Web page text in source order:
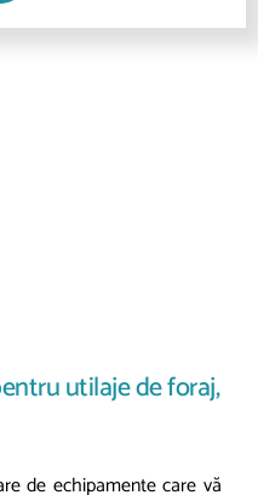
utilaje de foraj,
de echipamente care vă